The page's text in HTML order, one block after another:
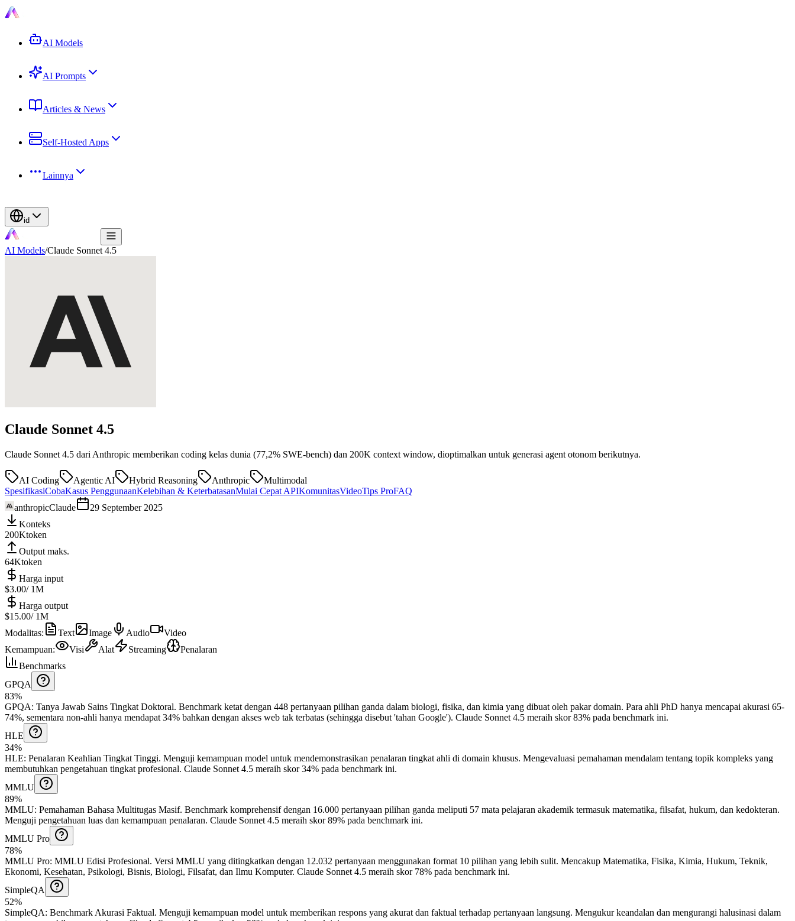
AI Models
AI Prompts
Articles & News
Self-Hosted Apps
Lainnya
id
AI Models/Claude Sonnet 4.5
Claude Sonnet 4.5
Claude Sonnet 4.5 dari Anthropic memberikan coding kelas dunia (77,2% SWE-bench) dan 200K context window, dioptimalkan untuk generasi agent otonom berikutnya.
AI Coding Agentic AI Hybrid Reasoning Anthropic
Multimodal
SpesifikasiCobaKasus PenggunaanKelebihan & KeterbatasanMulai Cepat APIKomunitasVideoTips ProFAQ
anthropicClaude
29 September 2025
Konteks
200Ktoken
Output maks.
64Ktoken
Harga input
$3.00/ 1M
Harga output
$15.00/ 1M
Modalitas: Text Image Audio
Video
Kemampuan: Visi Alat Streaming
Penalaran
Benchmarks
GPQA
83%
GPQA: Tanya Jawab Sains Tingkat Doktoral. Benchmark ketat dengan 448 pertanyaan pilihan ganda dalam biologi, fisika, dan kimia yang dibuat oleh pakar domain. Para ahli PhD hanya mencapai akurasi 65-
74%, sementara non-ahli hanya mendapat 34% bahkan dengan akses web tak terbatas (sehingga disebut 'tahan Google'). Claude Sonnet 4.5 meraih skor 83% pada benchmark ini.
HLE
34%
HLE: Penalaran Keahlian Tingkat Tinggi. Menguji kemampuan model untuk mendemonstrasikan penalaran tingkat ahli di domain khusus. Mengevaluasi pemahaman mendalam tentang topik kompleks yang
membutuhkan pengetahuan tingkat profesional. Claude Sonnet 4.5 meraih skor 34% pada benchmark ini.
MMLU
89%
MMLU: Pemahaman Bahasa Multitugas Masif. Benchmark komprehensif dengan 16.000 pertanyaan pilihan ganda meliputi 57 mata pelajaran akademik termasuk matematika, filsafat, hukum, dan kedokteran.
Menguji pengetahuan luas dan kemampuan penalaran. Claude Sonnet 4.5 meraih skor 89% pada benchmark ini.
MMLU Pro
78%
MMLU Pro: MMLU Edisi Profesional. Versi MMLU yang ditingkatkan dengan 12.032 pertanyaan menggunakan format 10 pilihan yang lebih sulit. Mencakup Matematika, Fisika, Kimia, Hukum, Teknik,
Ekonomi, Kesehatan, Psikologi, Bisnis, Biologi, Filsafat, dan Ilmu Komputer. Claude Sonnet 4.5 meraih skor 78% pada benchmark ini.
SimpleQA
52%
SimpleQA: Benchmark Akurasi Faktual. Menguji kemampuan model untuk memberikan respons yang akurat dan faktual terhadap pertanyaan langsung. Mengukur keandalan dan mengurangi halusinasi dalam